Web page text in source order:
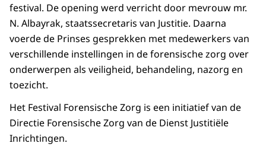
festival. De opening werd verricht door mevrouw mr.
N. Albayrak, staatssecretaris van Justitie. Daarna
voerde de Prinses gesprekken met medewerkers van
verschillende instellingen in de forensische zorg over
onderwerpen als veiligheid, behandeling, nazorg en
toezicht.
Het Festival Forensische Zorg is een initiatief van de
Directie Forensische Zorg van de Dienst Justitiële
Inrichtingen.